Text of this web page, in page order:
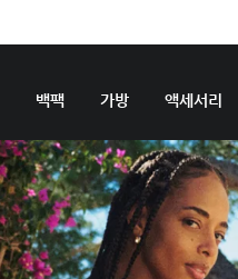
백팩 가방 액세서리